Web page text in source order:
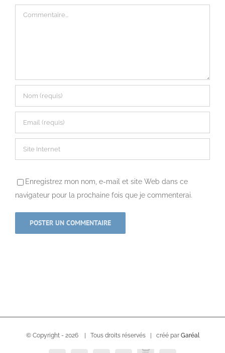
Enregistrez mon nom, e-mail et site Web dans ce
navigateur pour la prochaine fois que je commenterai.
© Copyright - 2026 | Tous droits réservés | créé par Garéal